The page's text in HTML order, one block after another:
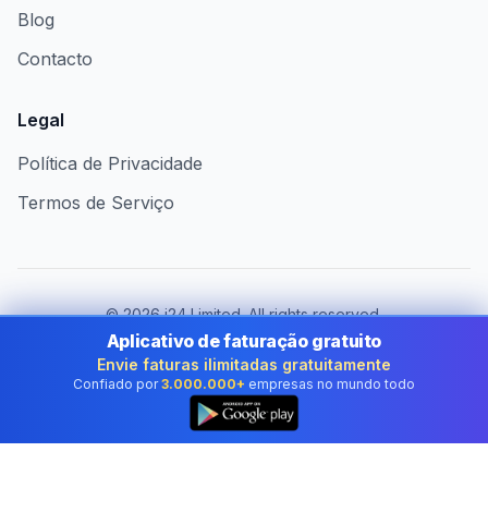
Blog
Contacto
Legal
Política de Privacidade
Termos de Serviço
©2026i24 Limited. All rights reserved.
Ao serviço das empresas em Portugal
Mudar de país:
Portugal
Aplicativo de faturação gratuito
Envie faturas ilimitadas gratuitamente
Confiado por 3.000.000+ empresas no mundo todo